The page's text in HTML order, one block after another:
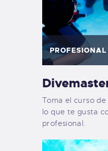
PROFESIONAL
Toma el curso
lo que te gusta
profesional.